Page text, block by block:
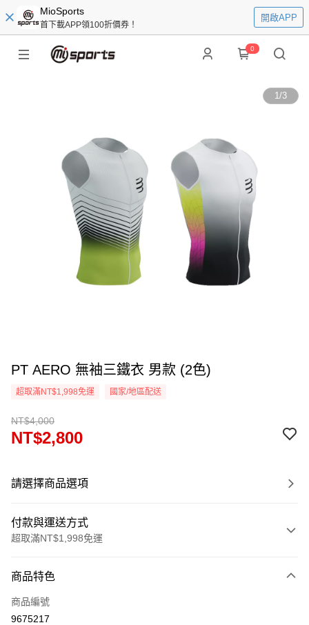
MioSports
首下載APP領100折價券！
開啟APP
0
1/3
PT AERO 無袖三鐵衣 男款 (2色)
超取滿NT$1,998免運 國家/地區配送
NT$4,000
NT$2,800
請選擇商品選項
付款與運送方式
超取滿NT$1,998免運
信用卡一次付款
信用卡分期付款
商品特色
商品編號
9675217